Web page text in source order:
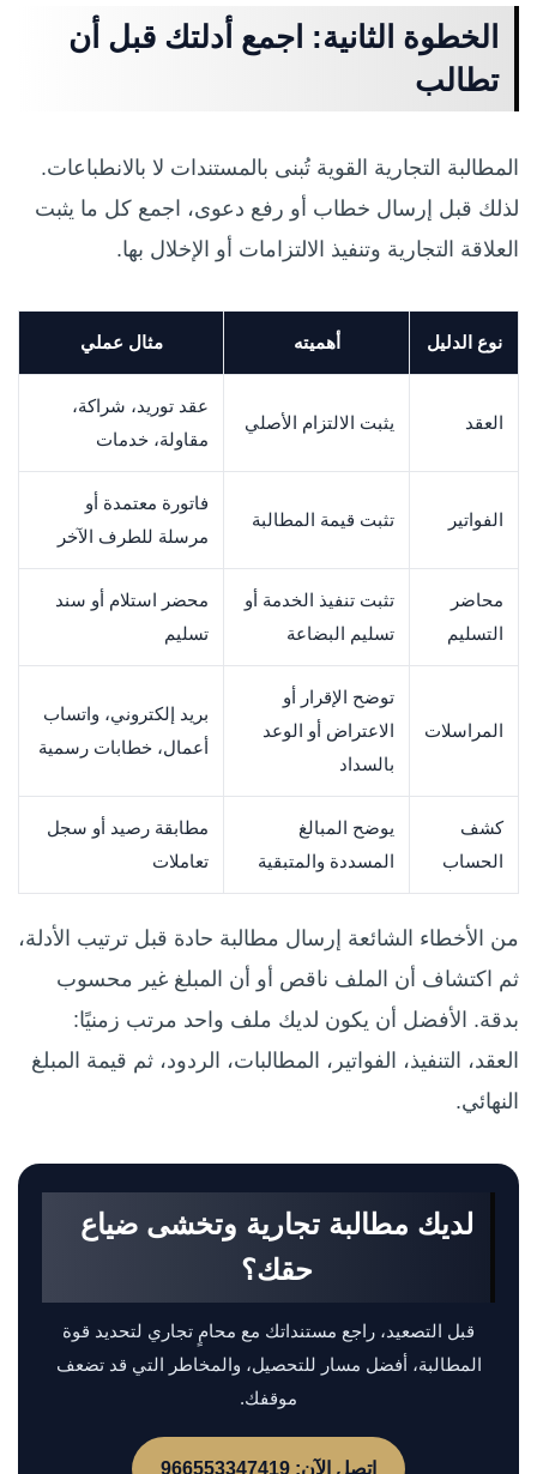
الخطوة الثانية: اجمع أدلتك قبل أن
تطالب
المطالبة التجارية القوية تُبنى بالمستندات لا بالانطباعات.
لذلك قبل إرسال خطاب أو رفع دعوى، اجمع كل ما يثبت
العلاقة التجارية وتنفيذ الالتزامات أو الإخلال بها.
نوع الدليل أهميته مثال عملي
العقد يثبت الالتزام الأصلي
عقد توريد، شراكة،
مقاولة، خدمات
الفواتير تثبت قيمة المطالبة
فاتورة معتمدة أو
مرسلة للطرف الآخر
محاضر
التسليم
تثبت تنفيذ الخدمة أو
تسليم البضاعة
محضر استلام أو سند
تسليم
المراسلات
توضح الإقرار أو
الاعتراض أو الوعد
بالسداد
بريد إلكتروني، واتساب
أعمال، خطابات رسمية
كشف
الحساب
يوضح المبالغ
المسددة والمتبقية
مطابقة رصيد أو سجل
تعاملات
من الأخطاء الشائعة إرسال مطالبة حادة قبل ترتيب الأدلة،
ثم اكتشاف أن الملف ناقص أو أن المبلغ غير محسوب
بدقة. الأفضل أن يكون لديك ملف واحد مرتب زمنيًا:
العقد، التنفيذ، الفواتير، المطالبات، الردود، ثم قيمة المبلغ
النهائي.
لديك مطالبة تجارية وتخشى ضياع
حقك؟
قبل التصعيد، راجع مستنداتك مع محامٍ تجاري لتحديد قوة
المطالبة، أفضل مسار للتحصيل، والمخاطر التي قد تضعف
موقفك.
اتصل الآن: 966553347419